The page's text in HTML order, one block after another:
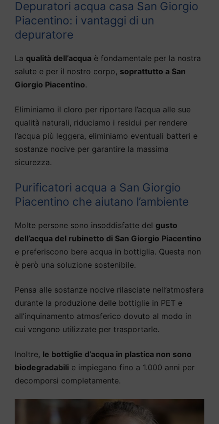
Depuratori acqua casa San Giorgio
Piacentino: i vantaggi di un
depuratore
La qualità dell’acqua è fondamentale per la nostra
salute e per il nostro corpo, soprattutto a San
Giorgio Piacentino.
Eliminiamo il cloro per riportare l’acqua alle sue
qualità naturali, riduciamo i residui per rendere
l’acqua più leggera, eliminiamo eventuali batteri e
sostanze nocive per garantire la massima
sicurezza.
Purificatori acqua a San Giorgio
Piacentino che aiutano l’ambiente
Molte persone sono insoddisfatte del gusto
dell’acqua del rubinetto di San Giorgio Piacentino
e preferiscono bere acqua in bottiglia. Questa non
è però una soluzione sostenibile.
Pensa alle sostanze nocive rilasciate nell’atmosfera
durante la produzione delle bottiglie in PET e
all’inquinamento atmosferico dovuto al modo in
cui vengono utilizzate per trasportarle.
Inoltre, le bottiglie d’acqua in plastica non sono
biodegradabili e impiegano fino a 1.000 anni per
decomporsi completamente.